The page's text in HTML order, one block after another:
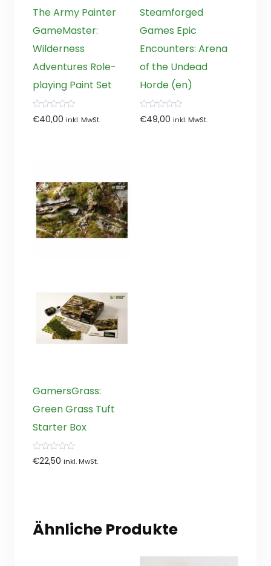
The Army Painter
GameMaster:
Wilderness
Adventures Role-
playing Paint Set
0
von
€40,00 inkl. MwSt.
Steamforged
Games Epic
Encounters: Arena
of the Undead
Horde (en)
0
von
€49,00 inkl. MwSt.
GamersGrass:
Green Grass Tuft
Starter Box
0
von
€22,50 inkl. MwSt.
Ähnliche Produkte